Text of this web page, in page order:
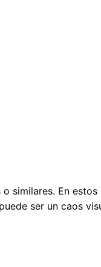
similares. En estos
ser un caos